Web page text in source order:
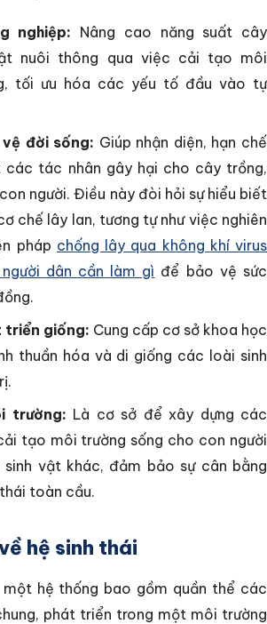
nghiệp: Nâng cao năng suất cây
nuôi thông qua việc cải tạo môi
tối ưu hóa các yếu tố đầu vào tự
đời sống: Giúp nhận diện, hạn chế
tác nhân gây hại cho cây trồng,
người. Điều này đòi hỏi sự hiểu biết
chế lây lan, tương tự như việc nghiên
pháp chống lây qua không khí virus
dân cần làm gì để bảo vệ sức
triển giống: Cung cấp cơ sở khoa học
thuần hóa và di giống các loài sinh
trường: Là cơ sở để xây dựng các
tạo môi trường sống cho con người
vật khác, đảm bảo sự cân bằng
toàn cầu.
hệ sinh thái
một hệ thống bao gồm quần thể các
phát triển trong một môi trường